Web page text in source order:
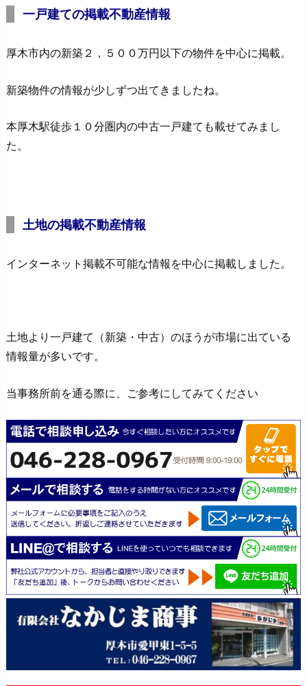
一戸建ての掲載不動産情報
厚木市内の新築２，５００万円以下の物件を中心に掲載。
新築物件の情報が少しずつ出てきましたね。
本厚木駅徒歩１０分圏内の中古一戸建ても載せてみまし
た。
土地の掲載不動産情報
インターネット掲載不可能な情報を中心に掲載しました。
土地より一戸建て（新築・中古）のほうが市場に出ている
情報量が多いです。
当事務所前を通る際に、ご参考にしてみてください